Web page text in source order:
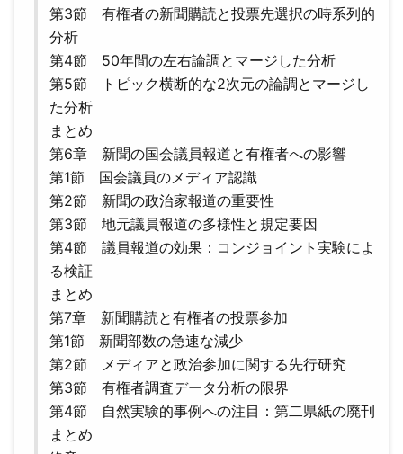
第3節 有権者の新聞購読と投票先選択の時系列的
分析
第4節 50年間の左右論調とマージした分析
第5節 トピック横断的な2次元の論調とマージし
た分析
まとめ
第6章 新聞の国会議員報道と有権者への影響
第1節 国会議員のメディア認識
第2節 新聞の政治家報道の重要性
第3節 地元議員報道の多様性と規定要因
第4節 議員報道の効果：コンジョイント実験によ
る検証
まとめ
第7章 新聞購読と有権者の投票参加
第1節 新聞部数の急速な減少
第2節 メディアと政治参加に関する先行研究
第3節 有権者調査データ分析の限界
第4節 自然実験的事例への注目：第二県紙の廃刊
まとめ